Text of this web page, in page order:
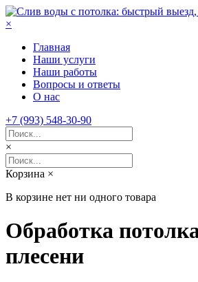
×
Главная
Наши услуги
Наши работы
Вопросы и ответы
О нас
+7 (993) 548-30-90
×
Корзина ×
В корзине нет ни одного товара
Обработка
плесени